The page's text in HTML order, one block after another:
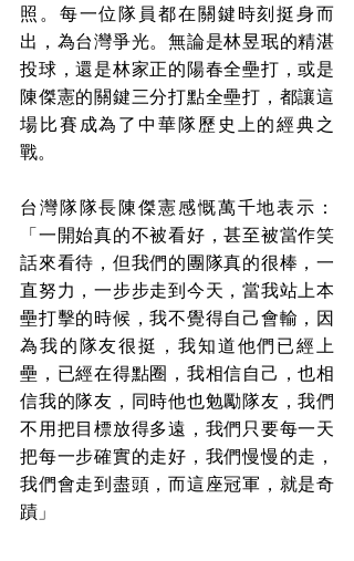
照。每一位隊員都在關鍵時刻挺身而
出，為台灣爭光。無論是林昱珉的精湛
投球，還是林家正的陽春全壘打，或是
陳傑憲的關鍵三分打點全壘打，都讓這
場比賽成為了中華隊歷史上的經典之
戰。
台灣隊隊長陳傑憲感慨萬千地表示：
「一開始真的不被看好，甚至被當作笑
話來看待，但我們的團隊真的很棒，一
直努力，一步步走到今天，當我站上本
壘打擊的時候，我不覺得自己會輸，因
為我的隊友很挺，我知道他們已經上
壘，已經在得點圈，我相信自己，也相
信我的隊友，同時他也勉勵隊友，我們
不用把目標放得多遠，我們只要每一天
把每一步確實的走好，我們慢慢的走，
我們會走到盡頭，而這座冠軍，就是奇
蹟」